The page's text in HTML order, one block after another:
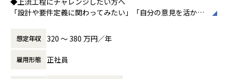
発です。
会社の定める範囲
95％（2024年8月時点／1年以内）
＜その他プロジェクト事例＞
・オンラインヨガプラットフォームの要件定義・設計（Rub
「設計や要件定義に関わってみたい」「自分の意見を活かせ
そんな方には700社以上の中からスキルや希望に合う案件を
ご紹介しています。
たとえば、ヨガ配信アプリやECサイトの新規開発、クラウド
設計など、上流フェーズから関われる案件も豊富です。ま
想定年収 320 〜 380 万円／年
雇用形態 正社員